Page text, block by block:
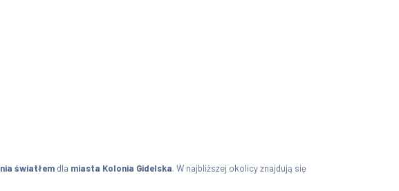
światłem dla miasta Kolonia Gidelska. W najbliższej okolicy znajdują się